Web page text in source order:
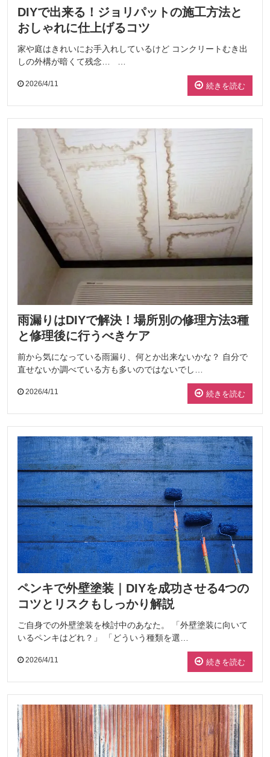
DIYで出来る！ジョリパットの施工方法と
おしゃれに仕上げるコツ
家や庭はきれいにお手入れしているけど コンクリートむき出
しの外構が暗くて残念… …
2026/4/11 続きを読む
雨漏りはDIYで解決！場所別の修理方法3種
と修理後に行うべきケア
前から気になっている雨漏り、何とか出来ないかな？ 自分で
直せないか調べている方も多いのではないでし…
2026/4/11 続きを読む
ペンキで外壁塗装｜DIYを成功させる4つの
コツとリスクもしっかり解説
ご自身での外壁塗装を検討中のあなた。 「外壁塗装に向いて
いるペンキはどれ？」 「どういう種類を選…
2026/4/11 続きを読む